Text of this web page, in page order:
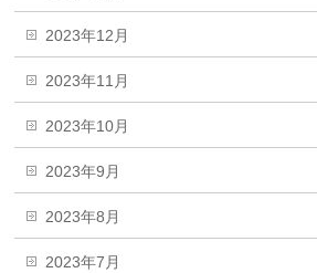
2023年12月
2023年11月
2023年10月
2023年9月
2023年8月
2023年7月